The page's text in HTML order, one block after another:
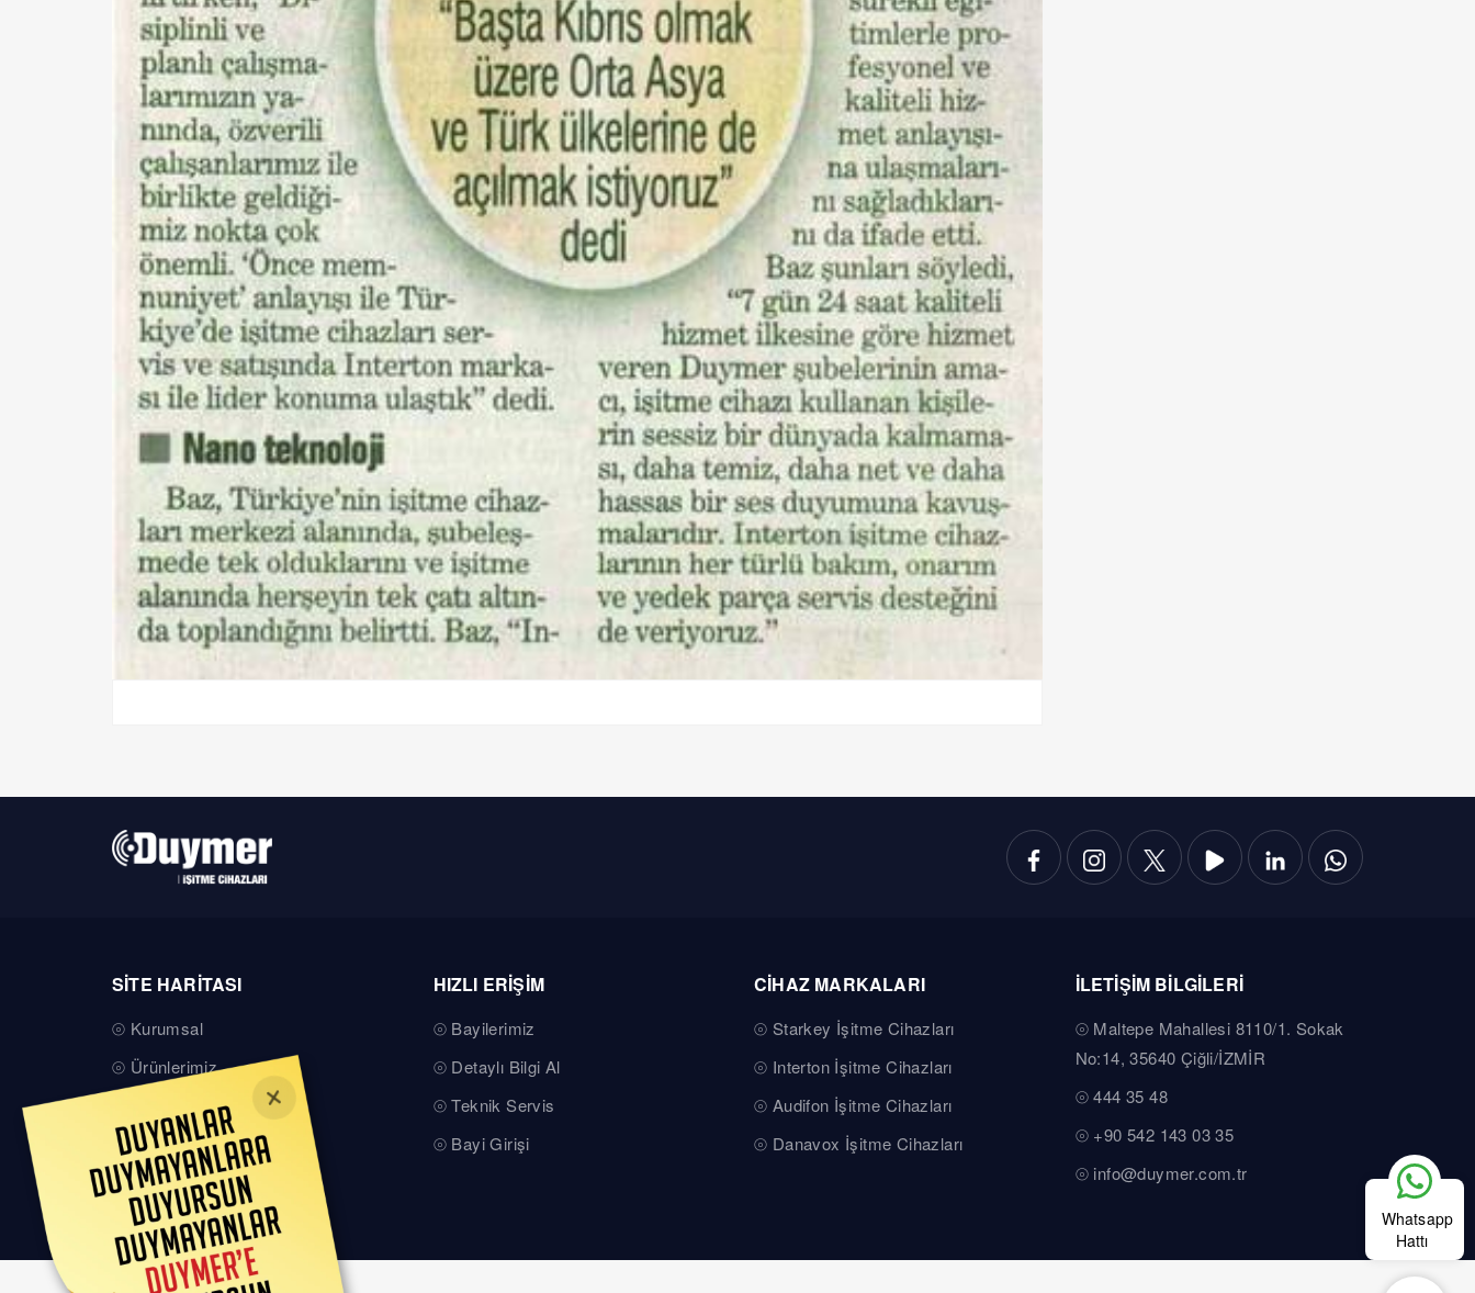
SİTE HARİTASI
Kurumsal
Ürünlerimiz
Teknik Servis
Basında Duymer
Kalite Belgelerimiz
HIZLI ERİŞİM
Bayilerimiz
Detaylı Bilgi Al
Teknik Servis
Bayi Girişi
CİHAZ MARKALARI
Starkey İşitme Cihazları
Interton İşitme Cihazları
Audifon İşitme Cihazları
Danavox İşitme Cihazları
İLETİŞİM BİLGİLERİ
Maltepe Mahallesi 8110/1. Sokak
No:14, 35640 Çiğli/İZMİR
444 35 48
+90 542 143 03 35
info@duymer.com.tr
Whatsapp
Hattı